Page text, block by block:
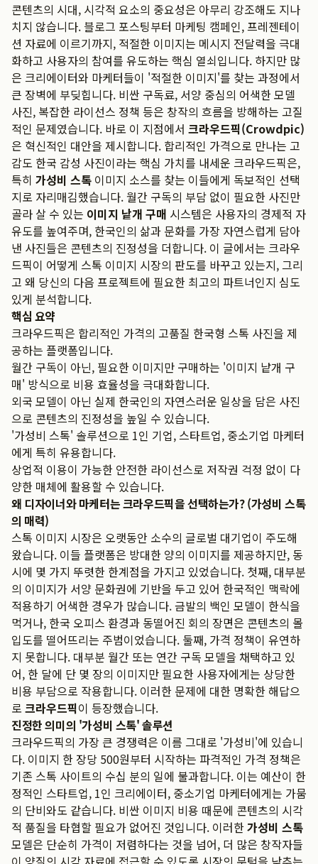
콘텐츠의 시대, 시각적 요소의 중요성은 아무리 강조해도 지나
치지 않습니다. 블로그 포스팅부터 마케팅 캠페인, 프레젠테이
션 자료에 이르기까지, 적절한 이미지는 메시지 전달력을 극대
화하고 사용자의 참여를 유도하는 핵심 열쇠입니다. 하지만 많
은 크리에이터와 마케터들이 '적절한 이미지'를 찾는 과정에서
큰 장벽에 부딪힙니다. 비싼 구독료, 서양 중심의 어색한 모델
사진, 복잡한 라이선스 정책 등은 창작의 흐름을 방해하는 고질
적인 문제였습니다. 바로 이 지점에서 크라우드픽(Crowdpic)
은 혁신적인 대안을 제시합니다. 합리적인 가격으로 만나는 고
감도 한국 감성 사진이라는 핵심 가치를 내세운 크라우드픽은,
특히 가성비 스톡 이미지 소스를 찾는 이들에게 독보적인 선택
지로 자리매김했습니다. 월간 구독의 부담 없이 필요한 사진만
골라 살 수 있는 이미지 낱개 구매 시스템은 사용자의 경제적 자
유도를 높여주며, 한국인의 삶과 문화를 가장 자연스럽게 담아
낸 사진들은 콘텐츠의 진정성을 더합니다. 이 글에서는 크라우
드픽이 어떻게 스톡 이미지 시장의 판도를 바꾸고 있는지, 그리
고 왜 당신의 다음 프로젝트에 필요한 최고의 파트너인지 심도
있게 분석합니다.
핵심 요약
크라우드픽은 합리적인 가격의 고품질 한국형 스톡 사진을 제
공하는 플랫폼입니다.
월간 구독이 아닌, 필요한 이미지만 구매하는 '이미지 낱개 구
매' 방식으로 비용 효율성을 극대화합니다.
외국 모델이 아닌 실제 한국인의 자연스러운 일상을 담은 사진
으로 콘텐츠의 진정성을 높일 수 있습니다.
'가성비 스톡' 솔루션으로 1인 기업, 스타트업, 중소기업 마케터
에게 특히 유용합니다.
상업적 이용이 가능한 안전한 라이선스로 저작권 걱정 없이 다
양한 매체에 활용할 수 있습니다.
왜 디자이너와 마케터는 크라우드픽을 선택하는가? (가성비 스톡
의 매력)
스톡 이미지 시장은 오랫동안 소수의 글로벌 대기업이 주도해
왔습니다. 이들 플랫폼은 방대한 양의 이미지를 제공하지만, 동
시에 몇 가지 뚜렷한 한계점을 가지고 있었습니다. 첫째, 대부분
의 이미지가 서양 문화권에 기반을 두고 있어 한국적인 맥락에
적용하기 어색한 경우가 많습니다. 금발의 백인 모델이 한식을
먹거나, 한국 오피스 환경과 동떨어진 회의 장면은 콘텐츠의 몰
입도를 떨어뜨리는 주범이었습니다. 둘째, 가격 정책이 유연하
지 못합니다. 대부분 월간 또는 연간 구독 모델을 채택하고 있
어, 한 달에 단 몇 장의 이미지만 필요한 사용자에게는 상당한
비용 부담으로 작용합니다. 이러한 문제에 대한 명확한 해답으
로 크라우드픽이 등장했습니다.
진정한 의미의 '가성비 스톡' 솔루션
크라우드픽의 가장 큰 경쟁력은 이름 그대로 '가성비'에 있습니
다. 이미지 한 장당 500원부터 시작하는 파격적인 가격 정책은
기존 스톡 사이트의 수십 분의 일에 불과합니다. 이는 예산이 한
정적인 스타트업, 1인 크리에이터, 중소기업 마케터에게는 가뭄
의 단비와도 같습니다. 비싼 이미지 비용 때문에 콘텐츠의 시각
적 품질을 타협할 필요가 없어진 것입니다. 이러한가성비 스톡
모델은 단순히 가격이 저렴하다는 것을 넘어, 더 많은 창작자들